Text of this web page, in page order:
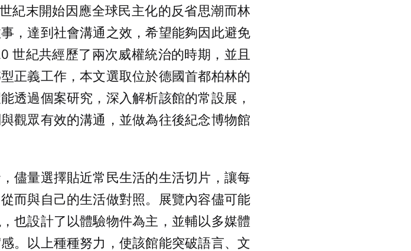
紀末開始因應全球民主化的反省思潮而林
，達到社會溝通之效，希望能夠因此避免
世紀共經歷了兩次威權統治的時期，並且
正義工作，本文選取位於德國首都柏林的
透過個案研究，深入解析該館的常設展，
觀眾有效的溝通，並做為往後紀念博物館
儘量選擇貼近常民生活的生活切片，讓每
而與自己的生活做對照。展覽內容儘可能
也設計了以體驗物件為主，並輔以多媒體
。以上種種努力，使該館能突破語言、文